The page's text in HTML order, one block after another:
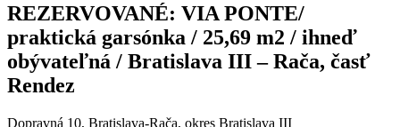
REZERVOVANÉ: VIA PONTE/
praktická garsónka / 25,69 m2 / ihneď
obývateľná / Bratislava III – Rača, časť
Rendez
Dopravná 10, Bratislava-Rača, okres Bratislava III